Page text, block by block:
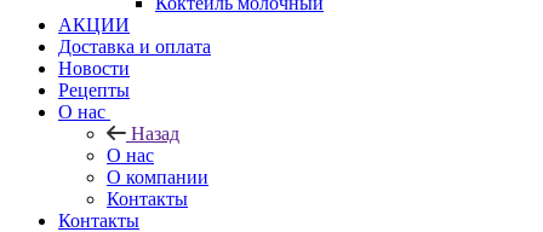
АКЦИИ
Доставка и оплата
Новости
Рецепты
О нас
Назад
О нас
О компании
Контакты
Контакты